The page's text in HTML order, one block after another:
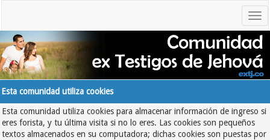
Esta comunidad utiliza cookies
Esta comunidad utiliza cookies para almacenar información de ingreso si
eres forista, y tu última visita si no lo eres. Las cookies son pequeños
textos almacenados en su computadora; dichas cookies son puestas por